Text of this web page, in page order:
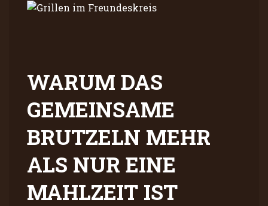
WARUM DAS
GEMEINSAME
BRUTZELN MEHR
ALS NUR EINE
MAHLZEIT IST